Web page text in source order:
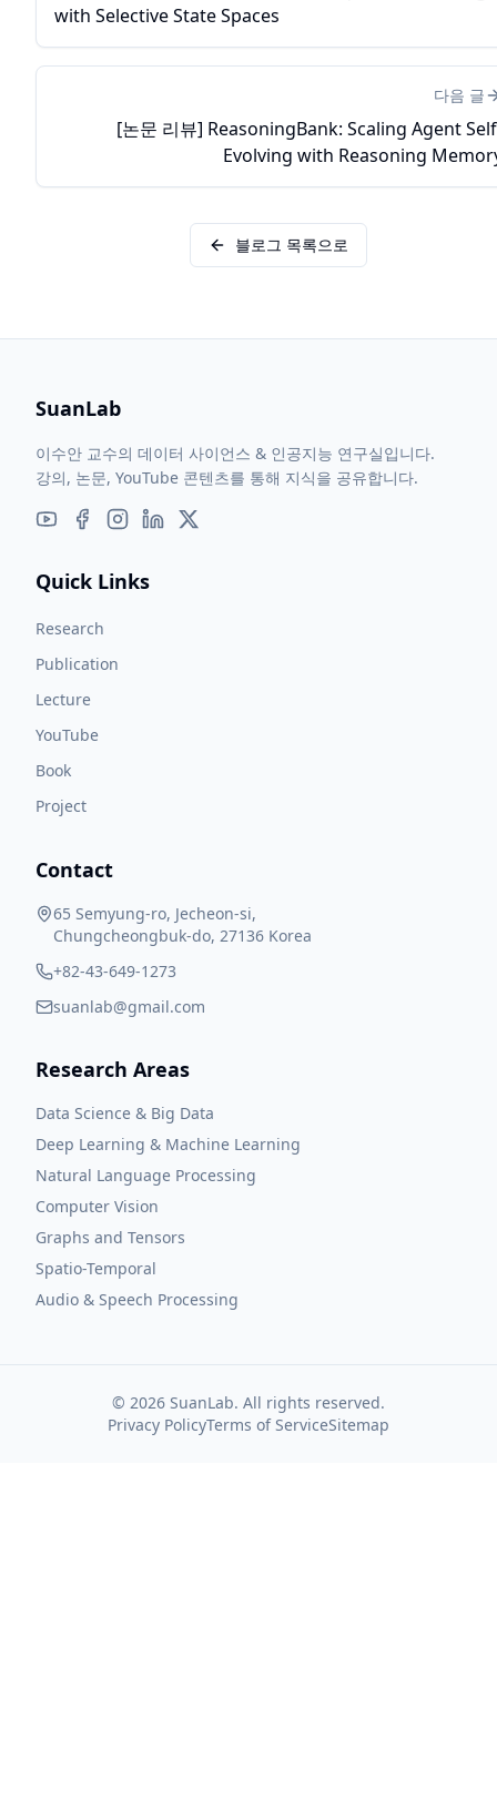
with Selective State Spaces
다음 글
[논문 리뷰] ReasoningBank: Scaling Agent
Evolving with Reasoning
블로그 목록으로
SuanLab
이수안 교수의 데이터 사이언스 & 인공지능 연구실입니다.
강의, 논문, YouTube 콘텐츠를 통해 지식을 공유합니다.
Quick Links
Research
Publication
Lecture
YouTube
Book
Project
Contact
65 Semyung-ro, Jecheon-si,
Chungcheongbuk-do, 27136 Korea
+82-43-649-1273
suanlab@gmail.com
Research Areas
Data Science & Big Data
Deep Learning & Machine Learning
Natural Language Processing
Computer Vision
Graphs and Tensors
Spatio-Temporal
Audio & Speech Processing
© 2026 SuanLab. All rights reserved.
Privacy PolicyTerms of ServiceSitemap